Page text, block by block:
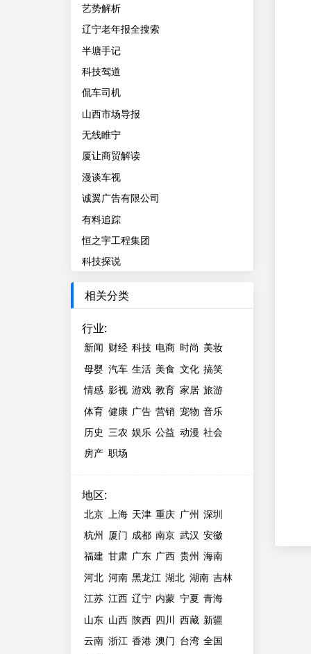
艺势解析
辽宁老年报全搜索
半塘手记
科技驾道
侃车司机
山西市场导报
无线睢宁
厦让商贸解读
漫谈车视
诚翼广告有限公司
有料追踪
恒之宇工程集团
科技探说
相关分类
行业:
新闻 财经 科技 电商 时尚 美妆
母婴 汽车 生活 美食 文化 搞笑
情感 影视 游戏 教育 家居 旅游
体育 健康 广告 营销 宠物 音乐
历史 三农 娱乐 公益 动漫 社会
房产 职场
地区:
北京 上海 天津 重庆 广州 深圳
杭州 厦门 成都 南京 武汉 安徽
福建 甘肃 广东 广西 贵州 海南
河北 河南 黑龙江 湖北 湖南 吉林
江苏 江西 辽宁 内蒙 宁夏 青海
山东 山西 陕西 四川 西藏 新疆
云南 浙江 香港 澳门 台湾 全国